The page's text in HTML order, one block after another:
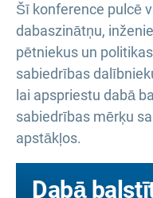
Šī konference pulcē
dabaszinātņu,
pētniekus un
sabiedrības
lai apspriestu dabā
sabiedrības mērķu
apstākļos.
Dabā